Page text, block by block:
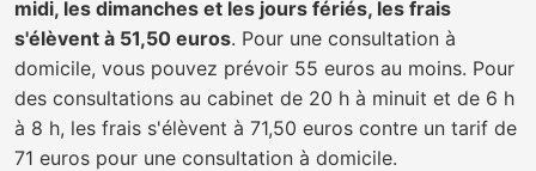
midi, les dimanches et les jours fériés, les frais
s'élèvent à 51,50 euros. Pour une consultation à
domicile, vous pouvez prévoir 55 euros au moins. Pour
des consultations au cabinet de 20 h à minuit et de 6 h
à 8 h, les frais s'élèvent à 71,50 euros contre un tarif de
71 euros pour une consultation à domicile.